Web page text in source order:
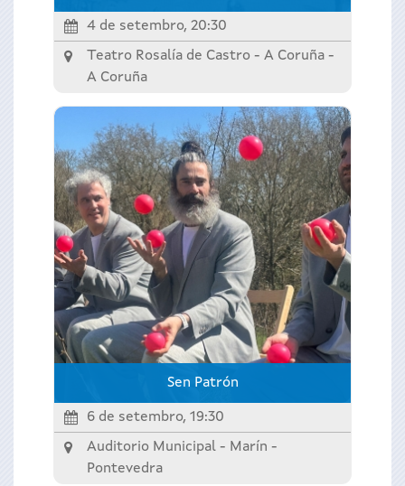
4 de setembro, 20:30
Teatro Rosalía de Castro - A Coruña -
A Coruña
Sen Patrón
6 de setembro, 19:30
Auditorio Municipal - Marín -
Pontevedra